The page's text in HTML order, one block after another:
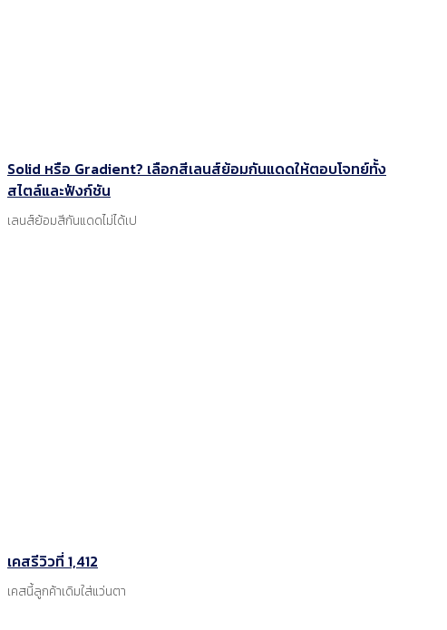
Solid หรือ Gradient? เลือกสีเลนส์ย้อมกันแดดให้ตอบโจทย์ทั้ง
สไตล์และฟังก์ชัน
เลนส์ย้อมสีกันแดดไม่ได้เป
เคสรีวิวที่ 1,412
เคสนี้ลูกค้าเดิมใส่แว่นตา